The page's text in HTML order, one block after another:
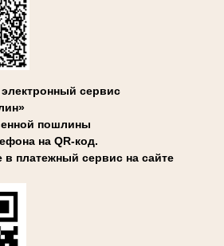
сервис
пошлины
на QR-код.
платежный сервис на сайте